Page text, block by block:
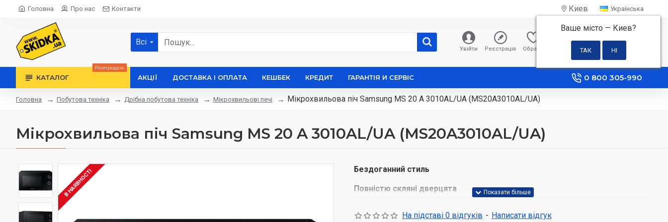
Головна Про нас Контакти Киев
Ваше місто — Киев?
Українська
Всі
Увійти Реєстрація Обране Порівняння
0 грн
КАТАЛОГ
Розпродаж
АКЦІЇ ДОСТАВКА І ОПЛАТА КЕШБЕК КРЕДИТ ГАРАНТІЯ И СЕРВІС 0 800 305-990
Головна Побутова техніка Дрібна побутова техніка Мікрохвильові печі Мікрохвильова піч Samsung MS 20 A 3010AL/UA (MS20A3010AL/UA)
Мікрохвильова піч Samsung MS 20 A 3010AL/UA (MS20A3010AL/UA)
В НАЯВНОСТІ Бездоганний стиль
Повністю скляні дверцята
дизайну преміумкласу. Мікрохвильова піч має повнорозмірну скляну передню
На підставі 0 відгуків - Написати відгук